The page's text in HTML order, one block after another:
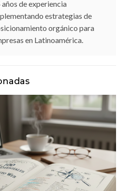
años de experiencia
estrategias de
orgánico para
en Latinoamérica.